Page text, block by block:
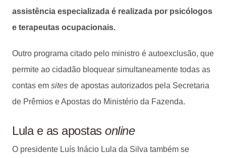
assistência especializada é realizada por psicólogos
e terapeutas ocupacionais.
Outro programa citado pelo ministro é autoexclusão, que
permite ao cidadão bloquear simultaneamente todas as
contas em sites de apostas autorizados pela Secretaria
de Prêmios e Apostas do Ministério da Fazenda.
Lula e as apostas online
O presidente Luís Inácio Lula da Silva também se